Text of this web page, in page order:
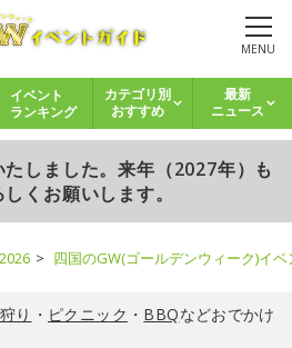
MENU
イベント
ランキング
カテゴリ別
おすすめ
最新
ニュース
しました。来年（2027年）も
くお願いします。
四国のGW(ゴールデンウィーク)イ
り ・ ピクニック ・ BBQなどおでかけ